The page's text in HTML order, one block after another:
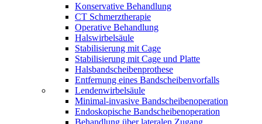
Konservative Behandlung
CT Schmerztherapie
Operative Behandlung
Halswirbelsäule
Stabilisierung mit Cage
Stabilisierung mit Cage und Platte
Halsbandscheibenprothese
Entfernung eines Bandscheibenvorfalls
Lendenwirbelsäule
Minimal-invasive Bandscheibenoperation
Endoskopische Bandscheibenoperation
Behandlung über lateralen Zugang